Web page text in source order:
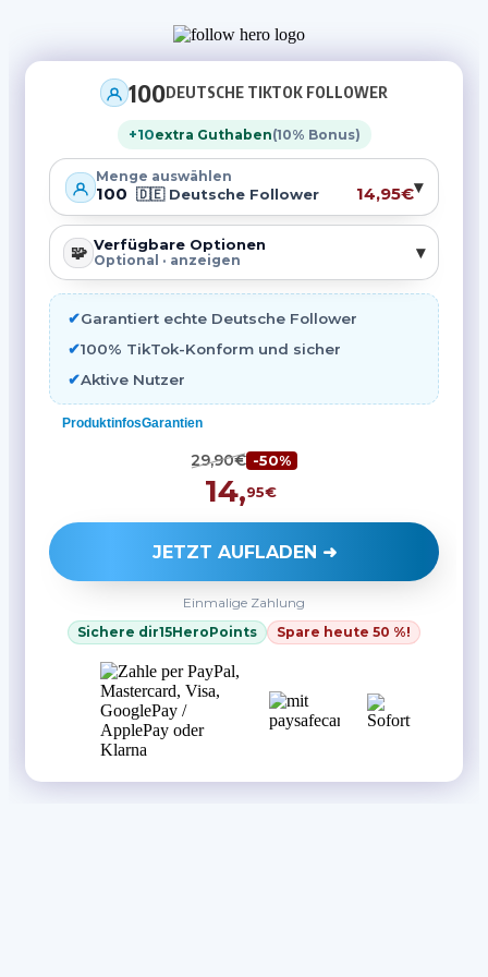
100DEUTSCHE TIKTOK FOLLOWER
+10extra Guthaben(10% Bonus)
Menge auswählen
100 🇩🇪 Deutsche Follower 14,95€▾
🧩 Verfügbare Optionen
Optional · anzeigen ▾
✔︎Garantiert echte Deutsche Follower
✔︎100% TikTok-Konform und sicher
✔︎Aktive Nutzer
ProduktinfosGarantien
29,90€ -50%
14,95€
JETZT AUFLADEN ➜
Einmalige Zahlung
Sichere dir15HeroPoints Spare heute 50 %!